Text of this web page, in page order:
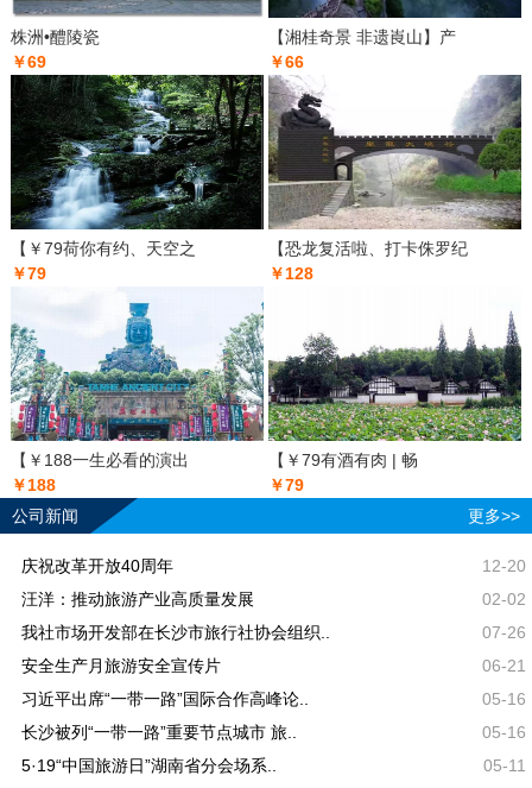
株洲•醴陵瓷
￥69
【湘桂奇景 非遗崀山】产
￥66
【￥79荷你有约、天空之
￥79
【恐龙复活啦、打卡侏罗纪
￥128
【￥188一生必看的演出
￥188
【￥79有酒有肉 | 畅
￥79
公司新闻
更多>>
庆祝改革开放40周年
12-20
汪洋：推动旅游产业高质量发展
02-02
我社市场开发部在长沙市旅行社协会组织..
07-26
安全生产月旅游安全宣传片
06-21
习近平出席“一带一路”国际合作高峰论..
05-16
长沙被列“一带一路”重要节点城市 旅..
05-16
5·19“中国旅游日”湖南省分会场系..
05-11